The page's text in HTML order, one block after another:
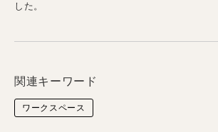
した。
関連キーワード
ワークスペース